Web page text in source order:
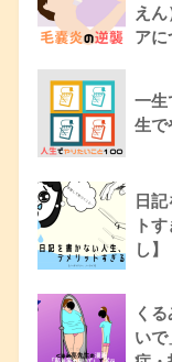
え
アに
一生
生で
日
ト
し】
く
い